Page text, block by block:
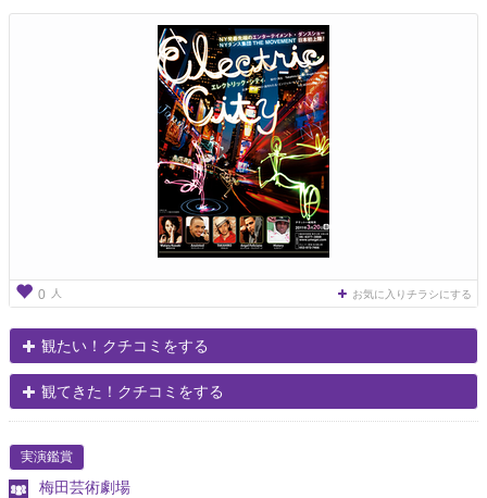
i
0 人 お気に入りチラシにする
観たい！クチコミをする
観てきた！クチコミをする
実演鑑賞
梅田芸術劇場